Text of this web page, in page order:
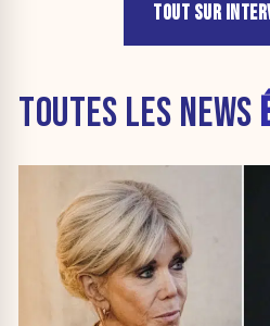
TOUT SUR
TOUTES LES NEWS